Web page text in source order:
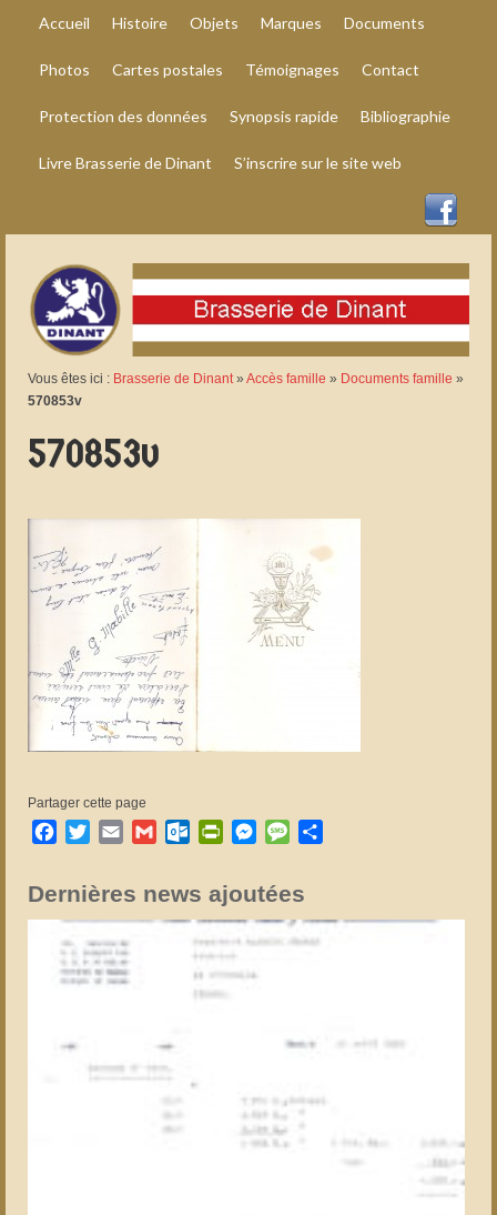
Accueil Histoire Objets Marques Documents
Photos Cartes postales Témoignages Contact
Protection des données Synopsis rapide Bibliographie
Livre Brasserie de Dinant S’inscrire sur le site web
Vous êtes ici : Brasserie de Dinant» Accès famille » Documents famille »
570853v
570853v
Partager cette page
Facebook
TwitterEmail GmailOutlook.com
PrintFriendly
Messenger
Message
Dernières news ajoutées